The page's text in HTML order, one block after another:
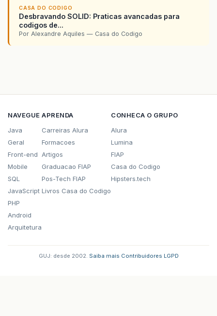
CASA DO CODIGO
Desbravando SOLID: Praticas avancadas para
codigos de...
Por Alexandre Aquiles — Casa do Codigo
NAVEGUE
Java
Geral
Front-end
Mobile
SQL
JavaScript
PHP
Android
Arquitetura
APRENDA
Carreiras Alura
Formacoes
Artigos
Graduacao FIAP
Pos-Tech FIAP
Livros Casa do Codigo
CONHECA O GRUPO
Alura
Lumina
FIAP
Casa do Codigo
Hipsters.tech
GUJ: desde 2002. Saiba mais Contribuidores LGPD